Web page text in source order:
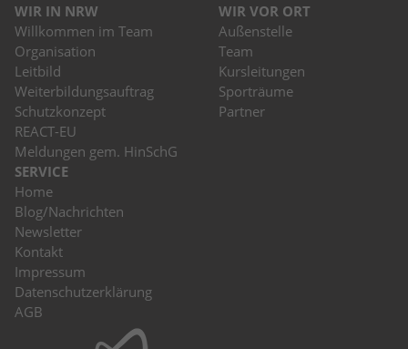
WIR IN NRW
Willkommen im Team
Organisation
Leitbild
Weiterbildungsauftrag
Schutzkonzept
REACT-EU
Meldungen gem. HinSchG
WIR VOR ORT
Außenstelle
Team
Kursleitungen
Sporträume
Partner
SERVICE
Home
Blog/Nachrichten
Newsletter
Kontakt
Impressum
Datenschutzerklärung
AGB